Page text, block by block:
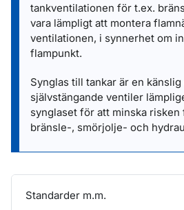
tankventilationen för t.ex.
vara lämpligt att montera
ventilationen, i synnerhet om
flampunkt.
Synglas till tankar är en
självstängande ventiler
synglaset för att minska risken
bränsle-, smörjolje- och
Standarder m.m.